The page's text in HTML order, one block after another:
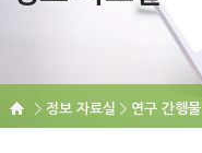
정보 자료실 연구 간행물